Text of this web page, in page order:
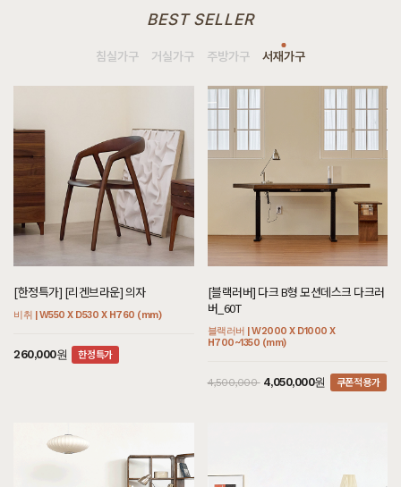
BEST SELLER
침실가구 거실가구 주방가구 서재가구
[하모니] BC형 호텔침대 SS/Q/K/SK/E
K/LK/CSK/CK/CDK/CLK
[아델] CT형 호텔침대/협탁 세트 Q/K/S
K/EK/LK/CSK/CK/CDK/CLK
아까시 | W2600 X D2170 X H1200 (mm)
[크림슨] E형 블랙철재장식장
멀바우 | W800 X D400 X H1280 (mm)
2,550,000 2,295,000원
[블랙러버] 다크 DS형 거실장 다크러버
블랙러버 | W2000 X D400 X H440 (mm)
[헤리티지월넛] L형 원형식탁/테이블 세
트
[오크] 끌레르 식탁/테이블 세트
오크 | W2100 X D900 X H750 (mm)
[한정특가] [리겐브라운] 의자
비취 | W550 X D530 X H760 (mm)
260,000원 한정특가
[블랙러버] 다크 B형 모션데스크 다크러
버_60T
블랙러버 | W2000 X D1000 X
H700~1350 (mm)
4,500,000 4,050,000원 쿠폰적용가